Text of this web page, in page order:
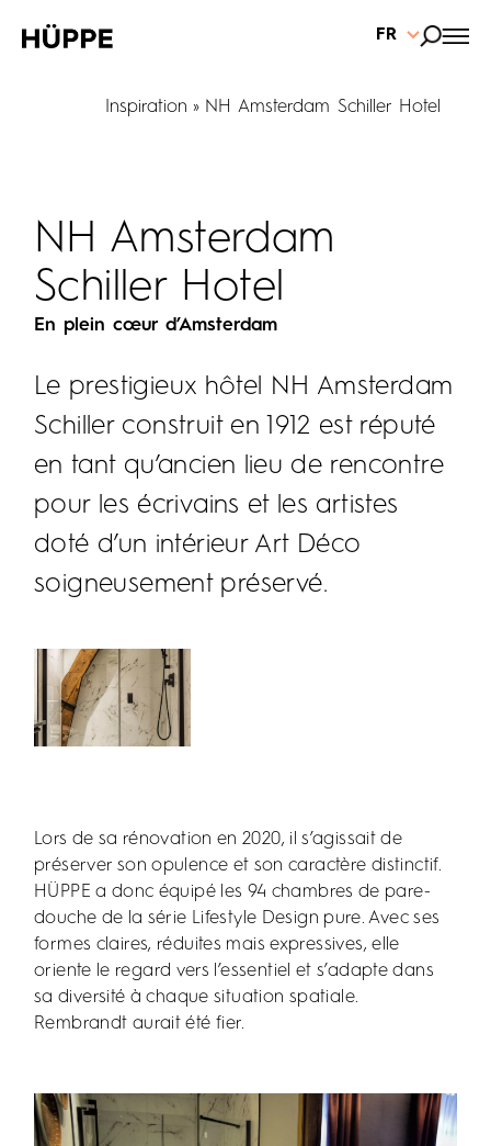
FR
Inspiration NH Amsterdam Schiller Hotel
NH Amsterdam
Schiller Hotel
En plein cœur d’Amsterdam
Le prestigieux hôtel NH Amsterdam
Schiller construit en 1912 est réputé
en tant qu’ancien lieu de rencontre
pour les écrivains et les artistes
doté d’un intérieur Art Déco
soigneusement préservé.
Lors de sa rénovation en 2020, il s’agissait de
préserver son opulence et son caractère distinctif.
HÜPPE a donc équipé les 94 chambres de pare-
douche de la série Lifestyle Design pure. Avec ses
formes claires, réduites mais expressives, elle
oriente le regard vers l’essentiel et s’adapte dans
sa diversité à chaque situation spatiale.
Rembrandt aurait été fier.